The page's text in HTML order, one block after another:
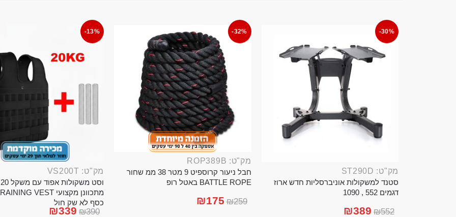
-30%
מק"ט: ST290D
סטנד למשקולות אוניברסליות חדש ארוז
דגמים 552 , 1090
₪552
₪389
-32%
מק"ט: ROP389B
חבל ניעור קרוספיט 9 מטר 38 ממ שחור
BATTLE ROPE באטל רופ
₪259
₪175
-13%
מק"ט: VS200T
כסף לא שק חול
₪390
₪339